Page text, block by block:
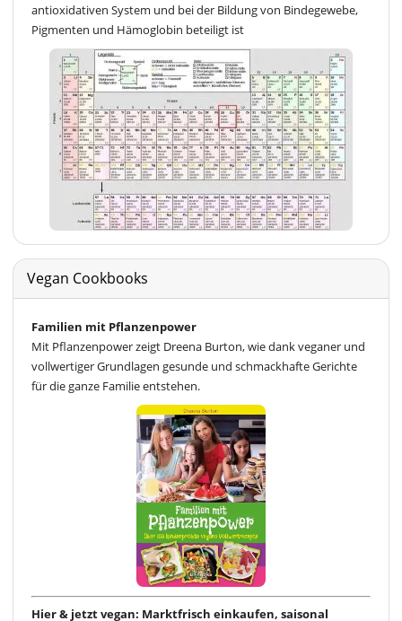
antioxidativen System und bei der Bildung von Bindegewebe,
Pigmenten und Hämoglobin beteiligt ist
Vegan Cookbooks
Familien mit Pflanzenpower
Mit Pflanzenpower zeigt Dreena Burton, wie dank veganer und
vollwertiger Grundlagen gesunde und schmackhafte Gerichte
für die ganze Familie entstehen.
Hier & jetzt vegan: Marktfrisch einkaufen, saisonal